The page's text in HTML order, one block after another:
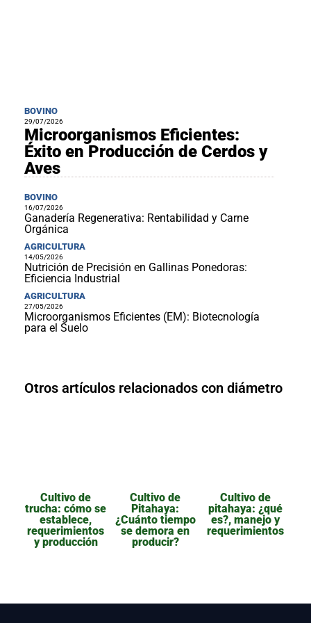
BOVINO
29/07/2026
Microorganismos Eficientes:
Éxito en Producción de Cerdos y
Aves
BOVINO
16/07/2026
Ganadería Regenerativa: Rentabilidad y Carne
Orgánica
AGRICULTURA
14/05/2026
Nutrición de Precisión en Gallinas Ponedoras:
Eficiencia Industrial
AGRICULTURA
27/05/2026
Microorganismos Eficientes (EM): Biotecnología
para el Suelo
Otros artículos relacionados con diámetro
Cultivo de
trucha: cómo se
establece,
requerimientos
y producción
Cultivo de
Pitahaya:
¿Cuánto tiempo
se demora en
producir?
Cultivo de
pitahaya: ¿qué
es?, manejo y
requerimientos